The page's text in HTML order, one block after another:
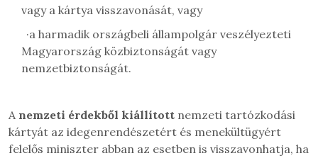
vagy a kártya visszavonását, vagy
·a harmadik országbeli állampolgár veszélyezteti
Magyarország közbiztonságát vagy
nemzetbiztonságát.
A nemzeti érdekből kiállított nemzeti tartózkodási
kártyát az idegenrendészetért és menekültügyért
felelős miniszter abban az esetben is visszavonhatja, ha